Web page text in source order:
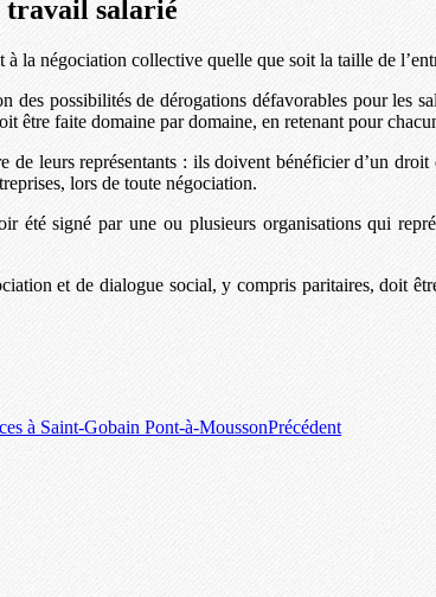
travail salarié
la négociation collective quelle que soit la taille de
possibilités de dérogations défavorables pour les
être faite domaine par domaine, en retenant pour
de leurs représentants : ils doivent bénéficier d’un
lors de toute négociation.
été signé par une ou plusieurs organisations qui
et de dialogue social, y compris paritaires, doit
à Saint-Gobain Pont-à-MoussonPrécédent